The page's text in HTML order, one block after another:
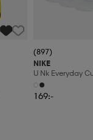
(897)
NIKE
U Nk Everyday
3pr
169:-